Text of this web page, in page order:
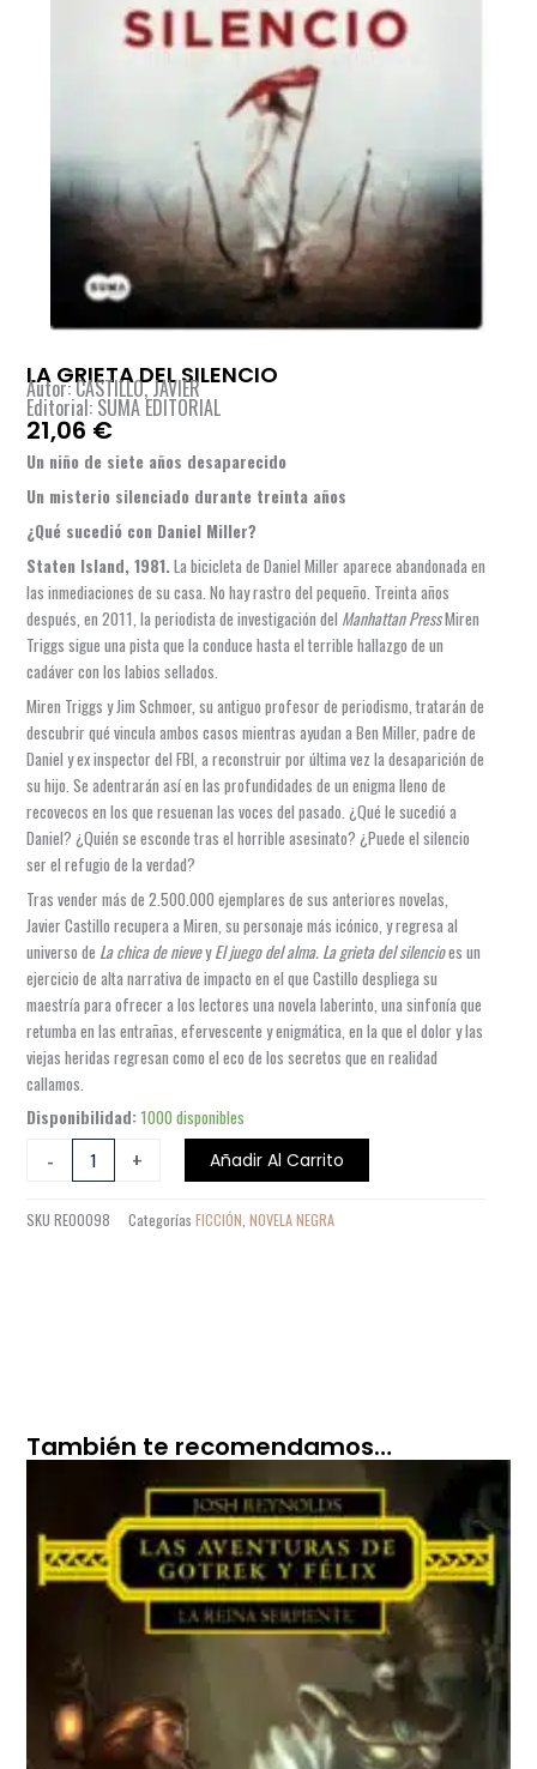
LA GRIETA DEL SILENCIO
Autor: CASTILLO, JAVIER
Editorial: SUMA EDITORIAL
21,06 €
Un niño de siete años desaparecido
Un misterio silenciado durante treinta años
¿Qué sucedió con Daniel Miller?
Staten Island, 1981.La bicicleta de Daniel Miller aparece abandonada en
las inmediaciones de su casa. No hay rastro del pequeño. Treinta años
después, en 2011, la periodista de investigación del Manhattan PressMiren
Triggs sigue una pista que la conduce hasta el terrible hallazgo de un
cadáver con los labios sellados.
Miren Triggs y Jim Schmoer, su antiguo profesor de periodismo, tratarán de
descubrir qué vincula ambos casos mientras ayudan a Ben Miller, padre de
Daniel y ex inspector del FBI, a reconstruir por última vez la desaparición de
su hijo. Se adentrarán así en las profundidades de un enigma lleno de
recovecos en los que resuenan las voces del pasado. ¿Qué le sucedió a
Daniel? ¿Quién se esconde tras el horrible asesinato? ¿Puede el silencio
ser el refugio de la verdad?
Tras vender más de 2.500.000 ejemplares de sus anteriores novelas,
Javier Castillo recupera a Miren, su personaje más icónico, y regresa al
universo de La chica de nieveyEl juego del alma. La grieta del silencioes un
ejercicio de alta narrativa de impacto en el que Castillo despliega su
maestría para ofrecer a los lectores una novela laberinto, una sinfonía que
retumba en las entrañas, efervescente y enigmática, en la que el dolor y las
viejas heridas regresan como el eco de los secretos que en realidad
callamos.
Disponibilidad:1000 disponibles
-
LA
cantidad
+ Añadir Al Carrito
SKURE00098 Categorías FICCIÓN,NOVELA NEGRA
También te recomendamos…